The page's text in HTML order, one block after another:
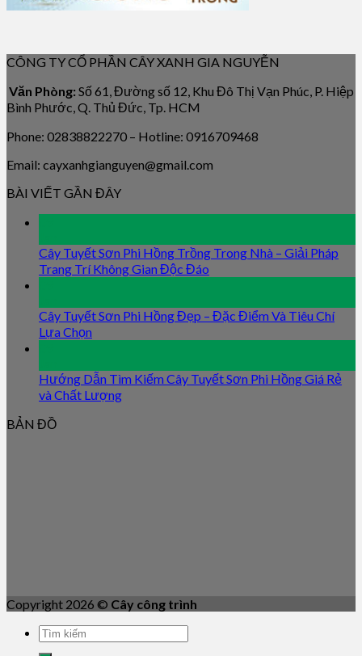
CÔNG TY CỔ PHẦN CÂY XANH GIA NGUYỄN
Văn Phòng: Số 61, Đường số 12, Khu Đô Thị Vạn Phúc, P. Hiệp
Bình Phước, Q. Thủ Đức, Tp. HCM
Phone: 02838822270 – Hotline: 0916709468
Email: cayxanhgianguyen@gmail.com
BÀI VIẾT GẦN ĐÂY
Cây Tuyết Sơn Phi Hồng Trồng Trong Nhà – Giải Pháp
Trang Trí Không Gian Độc Đáo
Cây Tuyết Sơn Phi Hồng Đẹp – Đặc Điểm Và Tiêu Chí
Lựa Chọn
Hướng Dẫn Tìm Kiếm Cây Tuyết Sơn Phi Hồng Giá Rẻ
và Chất Lượng
BẢN ĐỒ
Copyright 2026 © Cây công trình